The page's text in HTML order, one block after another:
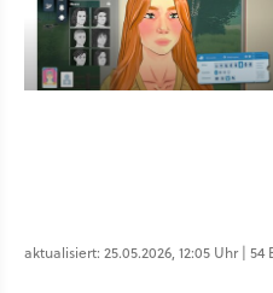
aktualisiert: 25.05.2026, 12:05 Uhr | 54